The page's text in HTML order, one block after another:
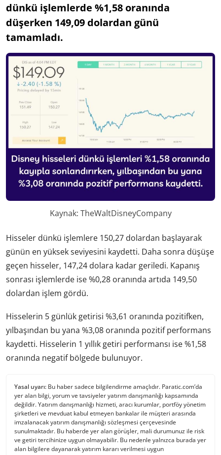
dünkü işlemlerde %1,58 oranında
düşerken 149,09 dolardan günü
tamamladı.
Kaynak: TheWaltDisneyCompany
Hisseler dünkü işlemlere 150,27 dolardan başlayarak
günün en yüksek seviyesini kaydetti. Daha sonra düşüşe
geçen hisseler, 147,24 dolara kadar geriledi. Kapanış
sonrası işlemlerde ise %0,28 oranında artıda 149,50
dolardan işlem gördü.
Hisselerin 5 günlük getirisi %3,61 oranında pozitifken,
yılbaşından bu yana %3,08 oranında pozitif performans
kaydetti. Hisselerin 1 yıllık getiri performansı ise %1,58
oranında negatif bölgede bulunuyor.
Yasal uyarı: Bu haber sadece bilgilendirme amaçlıdır. Paratic.com’da
yer alan bilgi, yorum ve tavsiyeler yatırım danışmanlığı kapsamında
değildir. Yatırım danışmanlığı hizmeti, aracı kurumlar, portföy yönetim
şirketleri ve mevduat kabul etmeyen bankalar ile müşteri arasında
imzalanacak yatırım danışmanlığı sözleşmesi çerçevesinde
sunulmaktadır. Bu haberde yer alan görüşler, mali durumunuz ile risk
ve getiri tercihinize uygun olmayabilir. Bu nedenle yalnızca burada yer
alan bilgilere dayanarak yatırım kararı verilmesi uygun